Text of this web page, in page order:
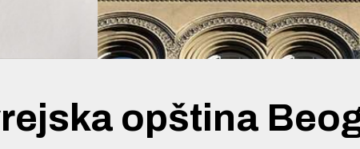
opština